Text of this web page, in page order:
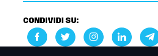
CONDIVIDI SU: